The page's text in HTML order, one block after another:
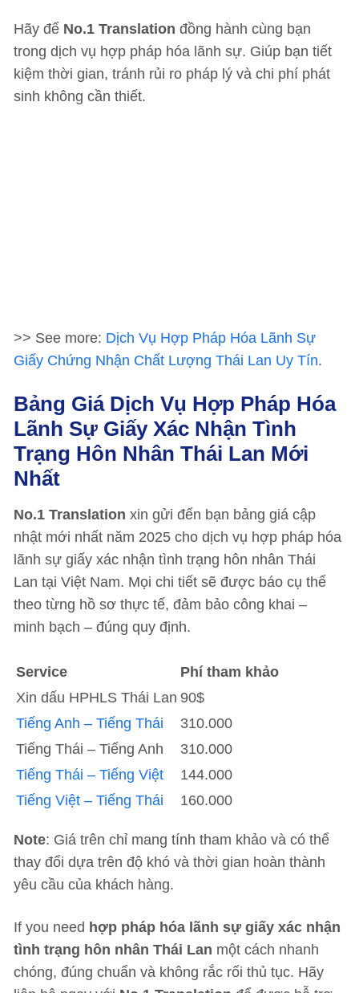
Hãy để No.1 Translation đồng hành cùng bạn
trong dịch vụ hợp pháp hóa lãnh sự. Giúp bạn tiết
kiệm thời gian, tránh rủi ro pháp lý và chi phí phát
sinh không cần thiết.
>> See more: Dịch Vụ Hợp Pháp Hóa Lãnh Sự
Giấy Chứng Nhận Chất Lượng Thái Lan Uy Tín.
Bảng Giá Dịch Vụ Hợp Pháp Hóa
Lãnh Sự Giấy Xác Nhận Tình
Trạng Hôn Nhân Thái Lan Mới
Nhất
No.1 Translation xin gửi đến bạn bảng giá cập
nhật mới nhất năm 2025 cho dịch vụ hợp pháp hóa
lãnh sự giấy xác nhận tình trạng hôn nhân Thái
Lan tại Việt Nam. Mọi chi tiết sẽ được báo cụ thể
theo từng hồ sơ thực tế, đảm bảo công khai –
minh bạch – đúng quy định.
Service
Phí tham khảo
Xin dấu HPHLS Thái Lan 90$
Tiếng Anh – Tiếng Thái
310.000
Tiếng Thái – Tiếng Anh
310.000
Tiếng Thái – Tiếng Việt
144.000
Tiếng Việt – Tiếng Thái
160.000
Note: Giá trên chỉ mang tính tham khảo và có thể
thay đổi dựa trên độ khó và thời gian hoàn thành
yêu cầu của khách hàng.
If you need hợp pháp hóa lãnh sự giấy xác nhận
tình trạng hôn nhân Thái Lan một cách nhanh
chóng, đúng chuẩn và không rắc rối thủ tục. Hãy